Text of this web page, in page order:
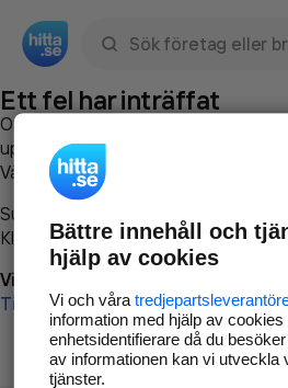
Ett fel har inträffat
Om du vill kan du
uppstod så att vi lättare och
Vänligen försök med följande:
Surfa till
Klicka påTillbaka-knappen i
Vi beklagar besväret!
Till startsidan
Bättre innehåll och
hjälp av cookies
Vi och våra
information med hjälp av cookies
enhetsidentifierare då du
av informationen kan vi utveckla
tjänster.